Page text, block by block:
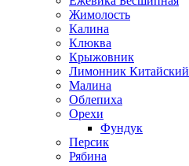
Жимолость
Калина
Клюква
Крыжовник
Лимонник Китайский
Малина
Облепиха
Орехи
Фундук
Персик
Рябина